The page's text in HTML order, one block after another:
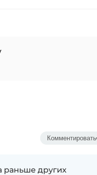
Комментировать
раньше других